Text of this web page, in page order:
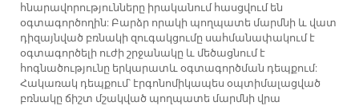
հնարավորությունները իրականում հասցվում են
օգտագործողին: Բարձր որակի պողպատե մարմնի և վատ
դիզայնված բռնակի զուգակցումը սահմանափակում է
օգտագործելի ուժի շրջանակը և մեծացնում է
հոգնածությունը երկարատև օգտագործման դեպքում:
Հակառակ դեպքում՝ էրգոնոմիկապես օպտիմալացված
բռնակը ճիշտ մշակված պողպատե մարմնի վրա